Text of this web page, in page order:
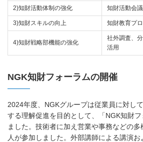
2)知財活動体制の強化 知財活動会
3)知財スキルの向上 知財教育プ
4)知財戦略部機能の強化
社外調査、
活用
NGK知財フォーラムの開催
2024年度、NGKグループは従業員に対し
する理解促進を目的として、「NGK知財
ました。技術者に加え営業や事務などの
人が参加しました。外部講師による講演